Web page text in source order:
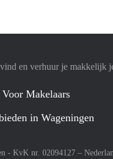
en verhuur je makkelijk
Voor Makelaars
in Wageningen
- KvK nr. 02094127 –